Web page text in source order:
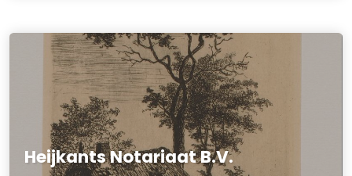
Heijkants Notariaat B.V.